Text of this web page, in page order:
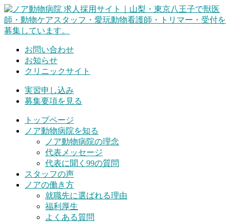
Skip
to
content
お問い合わせ
お知らせ
クリニックサイト
実習申し込み
募集要項を見る
トップページ
ノア動物病院を知る
ノア動物病院の理念
代表メッセージ
代表に聞く99の質問
スタッフの声
ノアの働き方
就職先に選ばれる理由
福利厚生
よくある質問